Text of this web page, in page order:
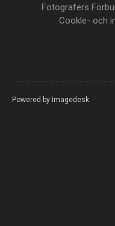
Fotografers
Cookle- och
Powered by Imagedesk